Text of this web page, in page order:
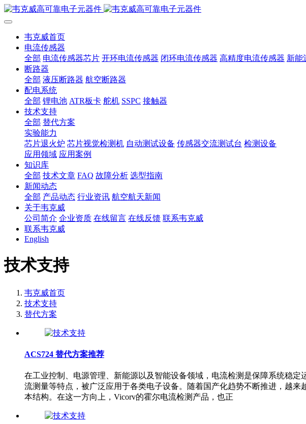
韦克威首页
电流传感器
全部 电流传感器芯片 开环电流传感器 闭环电流传感器 高精度电流传感器 新能
断路器
全部 液压断路器 航空断路器
配电系统
全部 锂电池 ATR板卡 舵机 SSPC 接触器
技术支持
全部 替代方案
实验能力
芯片退火炉 芯片视觉检测机 自动测试设备 传感器交流测试台 检测设备
应用领域 应用案例
知识库
全部 技术文章 FAQ 故障分析 选型指南
新闻动态
全部 产品动态 行业资讯 航空航天新闻
关于韦克威
公司简介 企业资质 在线留言 在线反馈 联系韦克威
联系韦克威
English
技术支持
韦克威首页
技术支持
替代方案
ACS724 替代方案推荐
在工业控制、电源管理、新能源以及智能设备领域，电流检测是保障系统稳
流测量等特点，被广泛应用于各类电子设备。随着国产化趋势不断推进，越
本结构。在这一方向上，Vicorv的霍尔电流检测产品，也正